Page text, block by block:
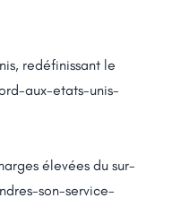
redéfinissant le
aux-etats-unis-
élevées du sur-
son-service-